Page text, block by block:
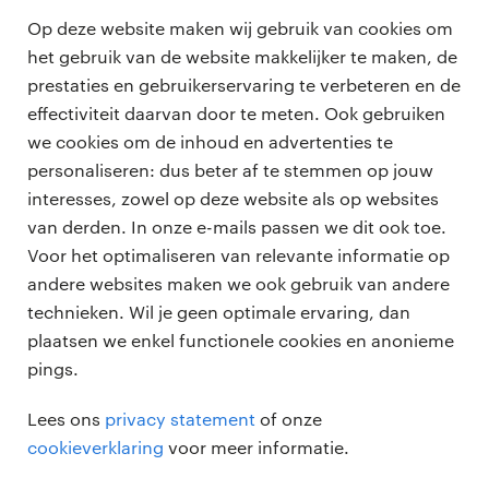
Op deze website maken wij gebruik van cookies om
het gebruik van de website makkelijker te maken, de
prestaties en gebruikerservaring te verbeteren en de
effectiviteit daarvan door te meten. Ook gebruiken
we cookies om de inhoud en advertenties te
personaliseren: dus beter af te stemmen op jouw
interesses, zowel op deze website als op websites
van derden. In onze e-mails passen we dit ook toe.
Voor het optimaliseren van relevante informatie op
andere websites maken we ook gebruik van andere
technieken. Wil je geen optimale ervaring, dan
plaatsen we enkel functionele cookies en anonieme
pings.
Lees ons privacy statement of onze
cookieverklaring voor meer informatie.
ethische afwegingen kunnen worden gemaakt.
Ik begin dan te zien dat er soms ethisch
bezwaarlijke beslissingen worden gemaakt, en
soms niet.
Ethisch minimalisme
Nadat ik me bewust ben geworden begin ik in
eerste instantie te richten op wat legaal is wat
niet. Natuurlijk was ik daar al wel mee bezig,
maar dit was vooral voor het legal team om over
na te denken.
Ethisch reactief
In de fase daarna begin ik reactief ethische
achter de feiten aan, maar ik probeer in
projecten die er lopen ervoor te zorgen dat ik en
Download de paper
professionals
vacatures
zzp-opdrachten
careers for expats
voor opdrachtgevers
vacature plaatsen
over ons
werken bij Randstad
onze kantoren